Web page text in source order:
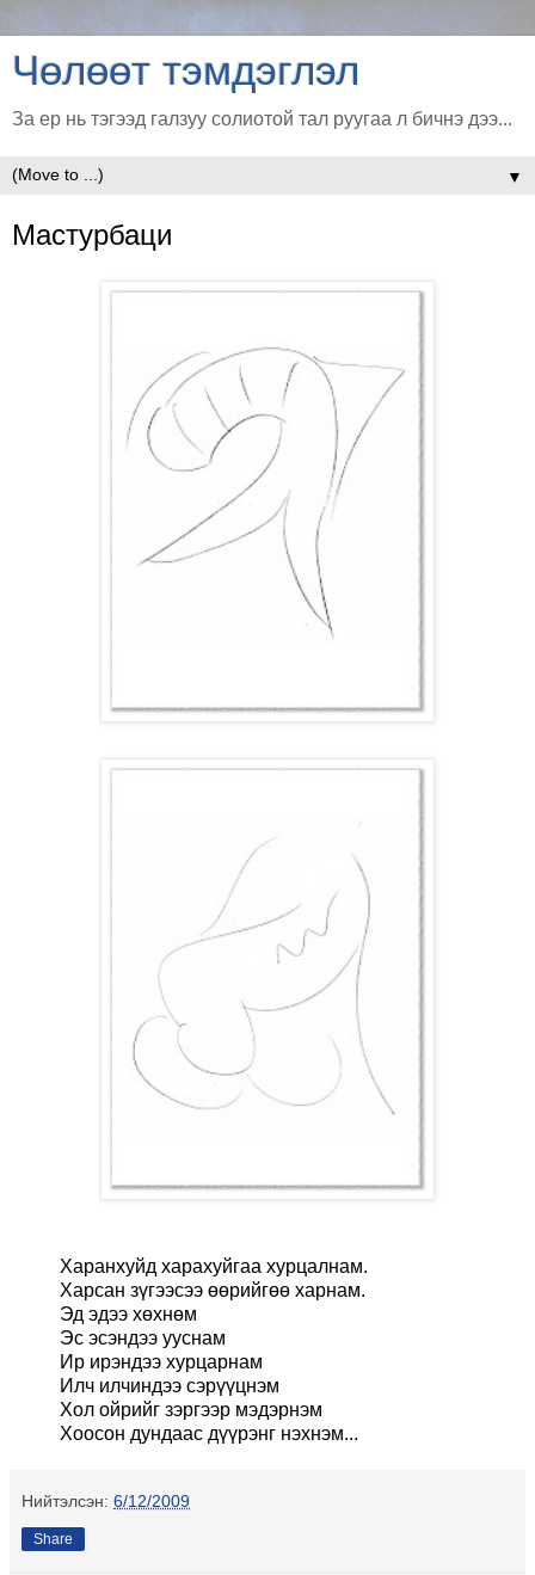
Чөлөөт тэмдэглэл
За ер нь тэгээд галзуу солиотой тал руугаа л бичнэ дээ...
▼
Мастурбаци
Харанхуйд харахуйгаа хурцалнам.
Харсан зүгээсээ өөрийгөө харнам.
Эд эдээ хөхнөм
Эс эсэндээ ууснам
Ир ирэндээ хурцарнам
Илч илчиндээ сэрүүцнэм
Хол ойрийг зэргээр мэдэрнэм
Хоосон дундаас дүүрэнг нэхнэм...
Нийтэлсэн: 6/12/2009
Share